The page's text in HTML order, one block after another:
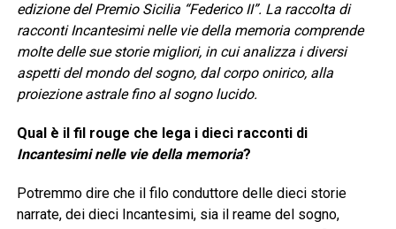
edizione del Premio Sicilia “Federico II”. La raccolta di
raccontiIncantesimi nelle vie della memoria comprende
molte delle sue storie migliori, in cui analizza i diversi
aspetti del mondo del sogno, dal corpo onirico, alla
proiezione astrale fino al sogno lucido.
Qual è il fil rouge che lega i dieci racconti di
Incantesimi nelle vie della memoria?
Potremmo dire che il filo conduttore delle dieci storie
narrate, dei dieci Incantesimi, sia il reame del sogno,